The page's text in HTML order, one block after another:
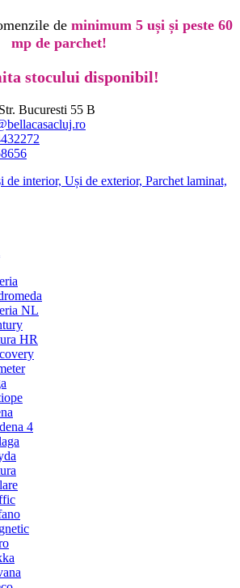
de minimum 5 uși și peste 60
mp de parchet!
stocului disponibil!
Bucuresti 55 B
NL
HR
4